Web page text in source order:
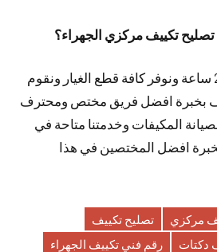
تكييف مركزي الجهراء؟
نحن نعمل على مدار 24 ساعة ونوفر كافة قطع الغيار ونقوم
بخبرة افضل فريق مختص ومحترف
المكيفات وخدمتنا متاحة في
افضل المختصين في هذا
مركزي
تصليح تكييف
دكتات
رقم فني تكييف الجهراء